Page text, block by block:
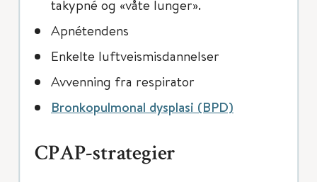
takypné og «våte lunger».
Apnétendens
Enkelte luftveismisdannelser
Avvenning fra respirator
Bronkopulmonal dysplasi (BPD)
CPAP-strategier